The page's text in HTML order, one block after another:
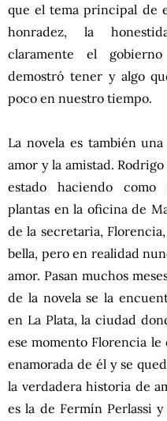
que el tema principal de
honradez, la
claramente el
demostró tener y algo
poco en nuestro tiempo.
La novela es también
amor y la amistad.
estado haciendo
plantas en la oficina de
de la secretaria,
bella, pero en realidad
amor. Pasan muchos
de la novela se la
en La Plata, la ciudad
ese momento Florencia le
enamorada de él y se
la verdadera historia de
es la de Fermín Perlassi